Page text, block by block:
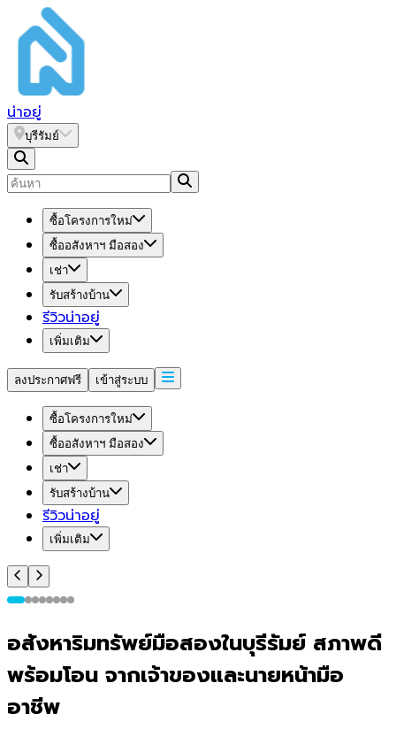
น่าอยู่
บุรีรัมย์
ซื้อโครงการใหม่
ซื้ออสังหาฯ มือสอง
เช่า
รับสร้างบ้าน
รีวิวน่าอยู่
เพิ่มเติม
ลงประกาศฟรี เข้าสู่ระบบ
ซื้อโครงการใหม่
ซื้ออสังหาฯ มือสอง
เช่า
รับสร้างบ้าน
รีวิวน่าอยู่
เพิ่มเติม
อสังหาริมทรัพย์มือสองในบุรีรัมย์ สภาพดี
พร้อมโอน จากเจ้าของและนายหน้ามือ
อาชีพ